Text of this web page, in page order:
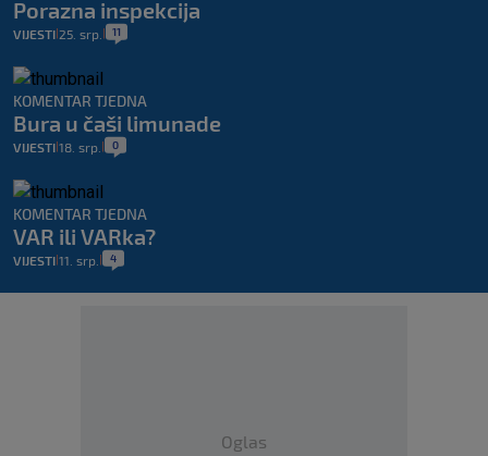
Porazna inspekcija
VIJESTI 25. srp. 11
KOMENTAR TJEDNA
Bura u čaši limunade
VIJESTI 18. srp. 0
KOMENTAR TJEDNA
VAR ili VARka?
VIJESTI 11. srp. 4
Oglas